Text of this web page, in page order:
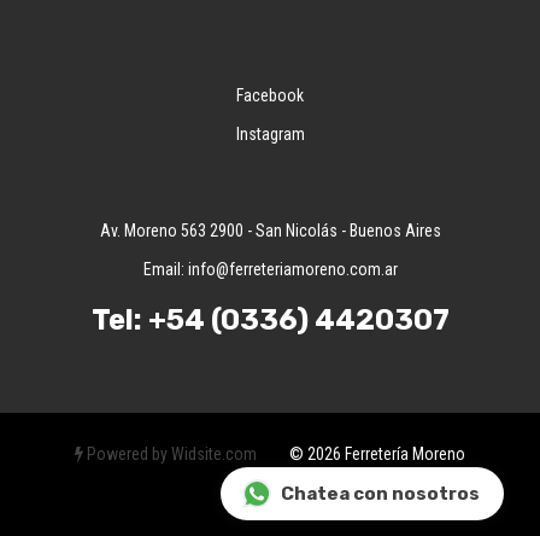
Facebook
Instagram
Av. Moreno 563 2900 - San Nicolás - Buenos Aires
Email: info@ferreteriamoreno.com.ar
Tel: +54 (0336) 4420307
Powered by Widsite.com © 2026 Ferretería Moreno
Chatea con nosotros